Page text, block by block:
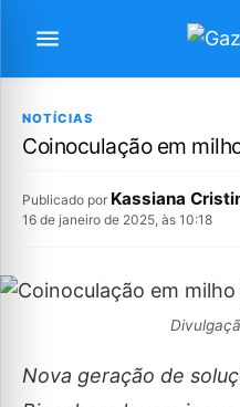
NOTÍCIAS
Coinoculação em
Publicado por Kassiana
16 de janeiro de 2025, às 10:18
Nova geração de